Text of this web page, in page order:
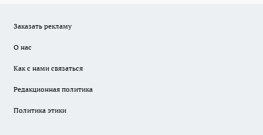
Заказать рекламу
О нас
Как с нами связаться
Редакционная политика
Политика этики